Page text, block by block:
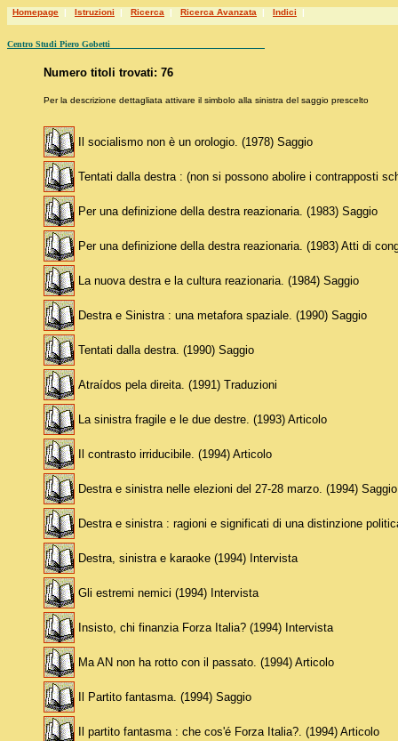
Homepage | Istruzioni | Ricerca | Ricerca Avanzata | Indici |
Centro Studi Piero Gobetti
Numero titoli trovati: 76
Per la descrizione dettagliata attivare il simbolo alla sinistra del saggio prescelto
Il socialismo non è un orologio. (1978) Saggio
Tentati dalla destra : (non si possono abolire i contrapposti
Per una definizione della destra reazionaria. (1983) Saggio
Per una definizione della destra reazionaria. (1983) Atti di
La nuova destra e la cultura reazionaria. (1984) Saggio
Destra e Sinistra : una metafora spaziale. (1990) Saggio
Tentati dalla destra. (1990) Saggio
Atraídos pela direita. (1991) Traduzioni
La sinistra fragile e le due destre. (1993) Articolo
Il contrasto irriducibile. (1994) Articolo
Destra e sinistra nelle elezioni del 27-28 marzo. (1994) Saggio
Destra e sinistra : ragioni e significati di una distinzione
Destra, sinistra e karaoke (1994) Intervista
Gli estremi nemici (1994) Intervista
Insisto, chi finanzia Forza Italia? (1994) Intervista
Ma AN non ha rotto con il passato. (1994) Articolo
Il Partito fantasma. (1994) Saggio
Il partito fantasma : che cos'é Forza Italia?. (1994) Articolo